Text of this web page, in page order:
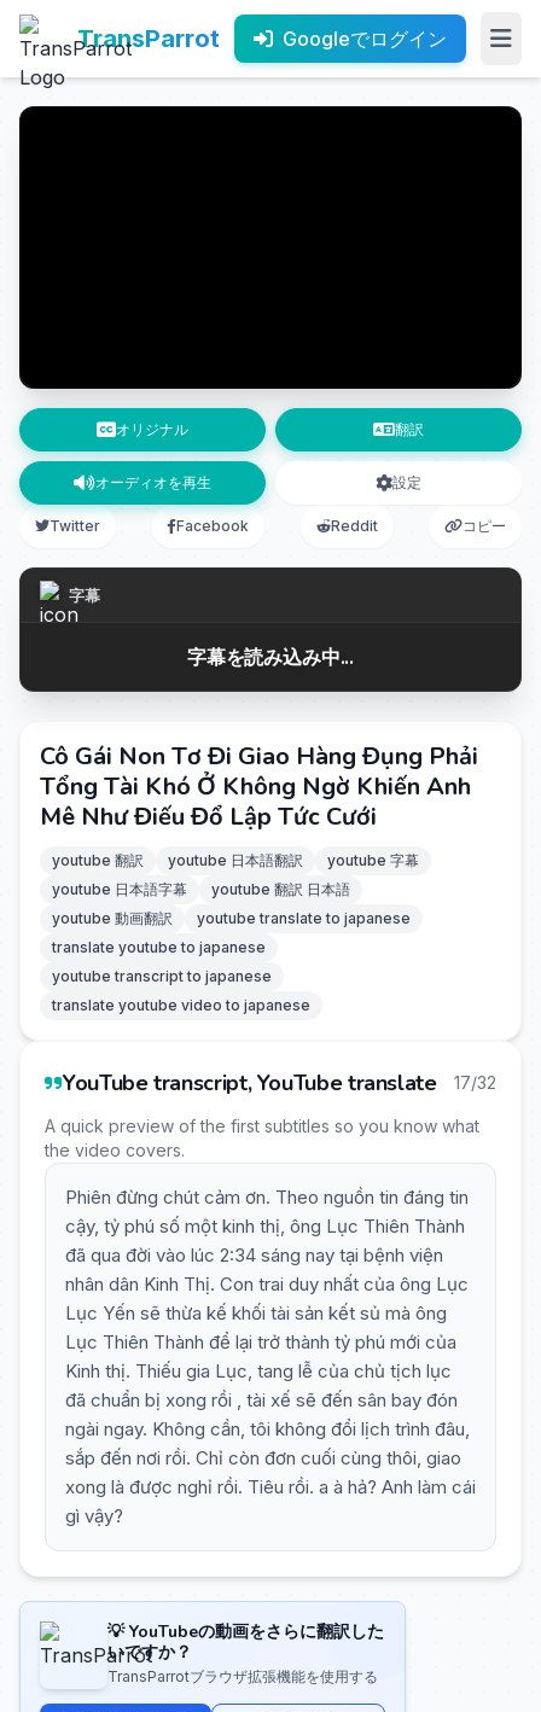
TransParrot Googleでログイン
オリジナル 翻訳
オーディオを再生 設定
Twitter Facebook Reddit コピー
字幕
字幕を読み込み中...
Cô Gái Non Tơ Đi Giao Hàng Đụng Phải
Tổng Tài Khó Ở Không Ngờ Khiến Anh
Mê Như Điếu Đổ Lập Tức Cưới
youtube 翻訳 youtube 日本語翻訳
youtube 字幕
youtube 日本語字幕
youtube 翻訳 日本語
youtube 動画翻訳
youtube translate to japanese
translate youtube to japanese
youtube transcript to japanese
translate youtube video to japanese
YouTube transcript, YouTube translate 17/32
A quick preview of the first subtitles so you know what
the video covers.
Phiên đừng chút cảm ơn. Theo nguồn tin đáng tin
cậy, tỷ phú số một kinh thị, ông Lục Thiên Thành
đã qua đời vào lúc 2:34 sáng nay tại bệnh viện
nhân dân Kinh Thị. Con trai duy nhất của ông Lục
Lục Yến sẽ thừa kế khối tài sản kết sủ mà ông
Lục Thiên Thành để lại trở thành tỷ phú mới của
Kinh thị. Thiếu gia Lục, tang lễ của chủ tịch lục
đã chuẩn bị xong rồi , tài xế sẽ đến sân bay đón
ngài ngay. Không cần, tôi không đổi lịch trình đâu,
sắp đến nơi rồi. Chỉ còn đơn cuối cùng thôi, giao
xong là được nghỉ rồi. Tiêu rồi. a à hả? Anh làm cái
gì vậy?
💡 YouTubeの動画をさらに翻訳した
いですか？
TransParrotブラウザ拡張機能を使用する